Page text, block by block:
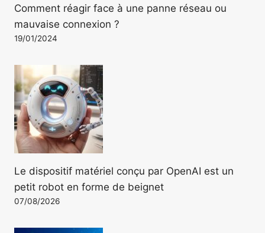
Comment réagir face à une panne réseau ou
mauvaise connexion ?
19/01/2024
Le dispositif matériel conçu par OpenAI est un
petit robot en forme de beignet
07/08/2026